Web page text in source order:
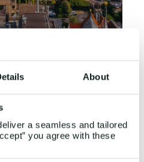
About
a seamless and tailored
you agree with these
Maps